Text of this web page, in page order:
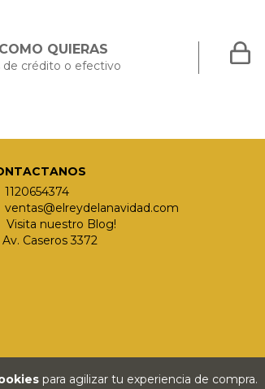
para agilizar tu experiencia de compra.
QUIERAS
de crédito o efectivo
1120654374
ventas@elreydelanavidad.com
Visita nuestro Blog!
Av. Caseros 3372